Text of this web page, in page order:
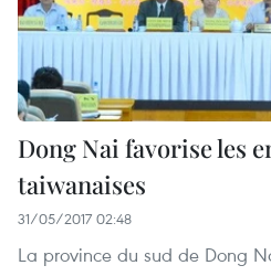
Dong Nai favorise les
taiwanaises
31/05/2017 02:48
La province du sud de Dong